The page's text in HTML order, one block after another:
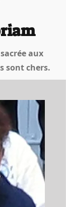
aux
sont chers.